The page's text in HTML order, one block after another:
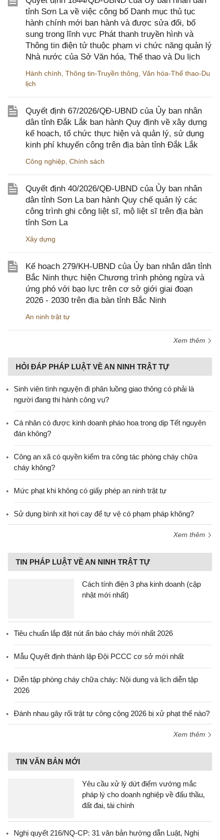
tỉnh Sơn La về việc công bố Danh mục thủ tục
hành chính mới ban hành và được sửa đổi, bổ
sung trong lĩnh vực Phát thanh truyền hình và
Thông tin điện tử thuộc phạm vi chức năng quản lý
Nhà nước của Sở Văn hóa, Thể thao và Du lịch
Hành chính Thông tin-Truyền thông Văn hóa-Thể thao-Du
lịch
Quyết định 67/2026/QĐ-UBND của Ủy ban nhân
dân tỉnh Đắk Lắk ban hành Quy định về xây dựng
kế hoạch, tổ chức thực hiện và quản lý, sử dụng
kinh phí khuyến công trên địa bàn tỉnh Đắk Lắk
Công nghiệp Chính sách
Quyết định 40/2026/QĐ-UBND của Ủy ban nhân
dân tỉnh Sơn La ban hành Quy chế quản lý các
công trình ghi công liệt sĩ, mộ liệt sĩ trên địa bàn
tỉnh Sơn La
Xây dựng
Kế hoạch 279/KH-UBND của Ủy ban nhân dân tỉnh
Bắc Ninh thực hiện Chương trình phòng ngừa và
ứng phó với bạo lực trên cơ sở giới giai đoạn
2026 - 2030 trên địa bàn tỉnh Bắc Ninh
An ninh trật tự
Xem thêm
HỎI ĐÁP PHÁP LUẬT VỀ AN NINH TRẬT TỰ
Sinh viên tình nguyện đi phân luồng giao thông có phải là
người đang thi hành công vụ?
Cá nhân có được kinh doanh pháo hoa trong dịp Tết nguyên
đán không?
Công an xã có quyền kiểm tra công tác phòng cháy chữa
cháy không?
Mức phạt khi không có giấy phép an ninh trật tự
Sử dụng bình xịt hơi cay để tự vệ có phạm pháp không?
Xem thêm
TIN PHÁP LUẬT VỀ AN NINH TRẬT TỰ
Cách tính điện 3 pha kinh doanh (cập
nhật mới nhất)
Tiêu chuẩn lắp đặt nút ấn báo cháy mới nhất 2026
Mẫu Quyết định thành lập Đội PCCC cơ sở mới nhất
Diễn tập phòng cháy chữa cháy: Nội dung và lịch diễn tập
2026
Đánh nhau gây rối trật tự công cộng 2026 bị xử phạt thế nào?
Xem thêm
TIN VĂN BẢN MỚI
Yêu cầu xử lý dứt điểm vướng mắc
pháp lý cho doanh nghiệp về đấu thầu,
đất đai, tài chính
Nghị quyết 216/NQ-CP: 31 văn bản hướng dẫn Luật, Nghị